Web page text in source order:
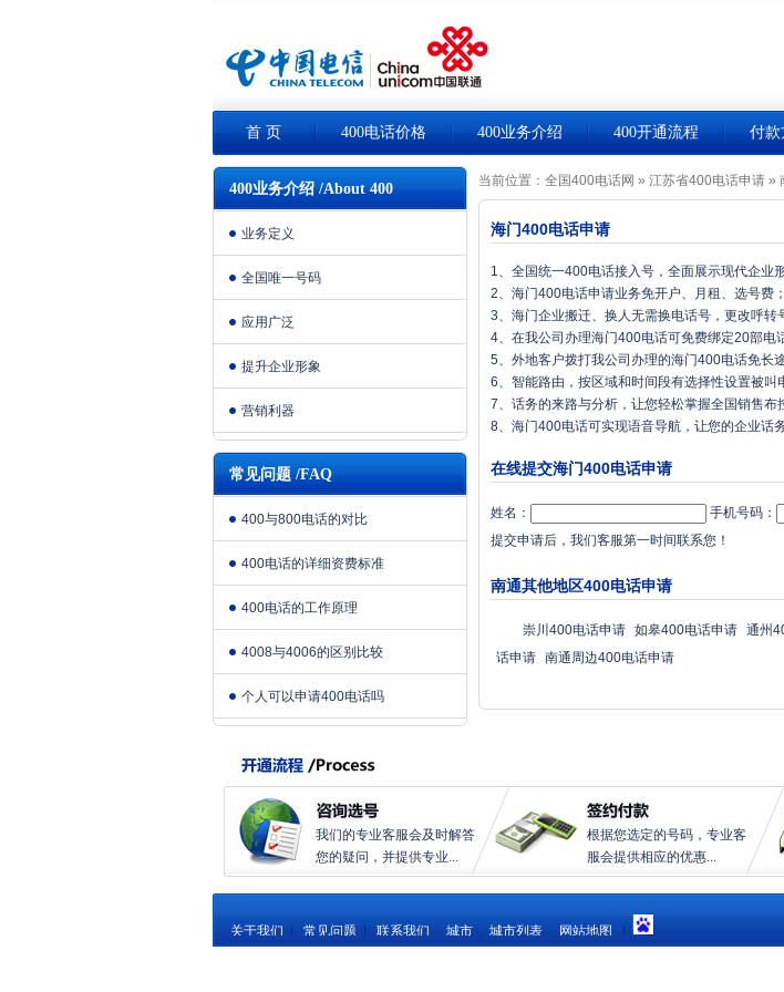
首 页 400电话价格 400业务介绍 400开通流程 付款
400业务介绍 /About 400
业务定义
全国唯一号码
应用广泛
提升企业形象
营销利器
常见问题 /FAQ
400与800电话的对比
400电话的详细资费标准
400电话的工作原理
4008与4006的区别比较
个人可以申请400电话吗
当前位置： 全国400电话网 » 江苏省400电话申请 »
海门400电话申请
1、全国统一400电话接入号，全面展示现代企业
2、海门400电话申请业务免开户、月租、选号费；
3、海门企业搬迁、换人无需换电话号，更改呼转
4、在我公司办理海门400电话可免费绑定20部电
5、外地客户拨打我公司办理的海门400电话免长
6、智能路由，按区域和时间段有选择性设置被叫
7、话务的来路与分析，让您轻松掌握全国销售布
8、海门400电话可实现语音导航，让您的企业话
在线提交海门400电话申请
姓名：
手机号码：
提交申请后，我们客服第一时间联系您！
南通其他地区400电话申请
崇川400电话申请 如皋400电话申请 通州
话申请 南通周边400电话申请
我们的专业客服会及时解答
您的疑问，并提供专业...
根据您选定的号码，专业客
服会提供相应的优惠...
关于我们 常见问题 联系我们 城市 城市列表 网站地图